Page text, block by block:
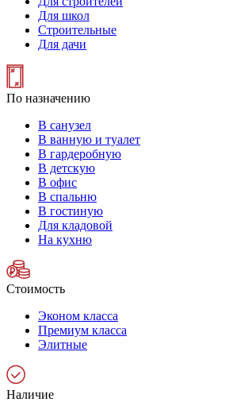
Для школ
Строительные
Для дачи
По назначению
В санузел
В ванную и туалет
В гардеробную
В детскую
В офис
В спальню
В гостиную
Для кладовой
На кухню
Стоимость
Эконом класса
Премиум класса
Элитные
Наличие